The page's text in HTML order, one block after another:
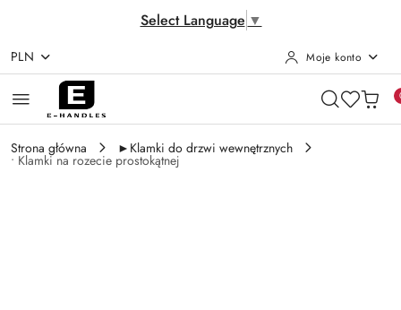
Select Language ▼
Przejdź do treści głównej
Przejdź do wyszukiwarki
Przejdź do moje konto
Przejdź do menu głównego
Przejdź do opisu produktu
Przejdź do stopki
PLN Moje konto
Strona główna ►Klamki do drzwi wewnętrznych
• Klamki na rozecie prostokątnej